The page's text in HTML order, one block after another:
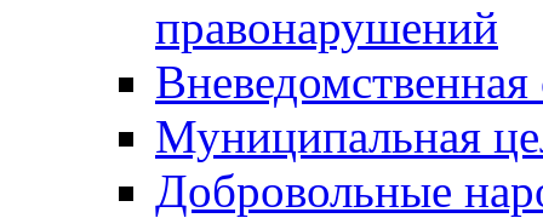
правонарушений
Вневедомственная
Муниципальная
Добровольные